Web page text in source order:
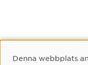
Cookie-
Denna webbplats